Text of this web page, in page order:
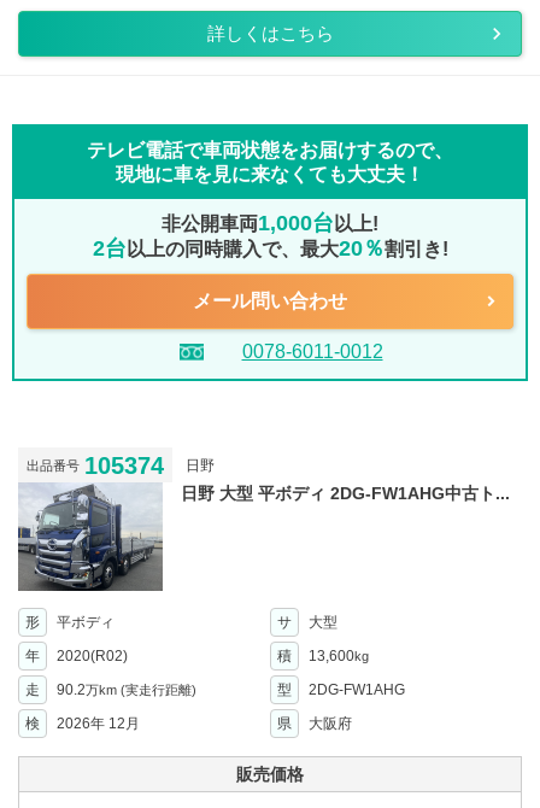
詳しくはこちら
テレビ電話で車両状態をお届けするので、
現地に車を見に来なくても大丈夫！
非公開車両1,000台 以上!
2台 以上の同時購入で、最大20％割引き!
メール問い合わせ
0078-6011-0012
出品番号 105374 日野
日野 大型 平ボディ 2DG-FW1AHG中古ト...
形 平ボディ サ
大型
年
2020(R02) 積 13,600kg
走 90.2万km (実走行距離) 型
2DG-FW1AHG
検
2026年 12月 県 大阪府
販売価格